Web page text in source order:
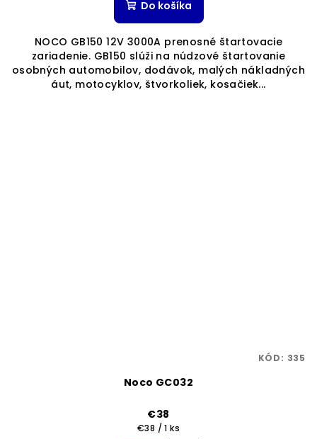
z
5
hviezdičiek.
Do košíka
NOCO GB150 12V 3000A prenosné štartovacie
zariadenie. GB150 slúži na núdzové štartovanie
osobných automobilov, dodávok, malých nákladných
áut, motocyklov, štvorkoliek, kosačiek...
Noco GC032
€38
Jednotková
€38 / 1 ks
KÓD: 335